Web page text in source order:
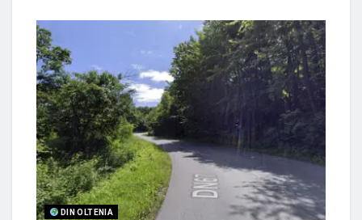
DIN OLTENIA